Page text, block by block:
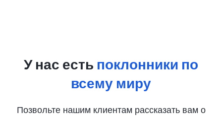
У нас есть поклонники по
всему миру
Позвольте нашим клиентам рассказать вам о